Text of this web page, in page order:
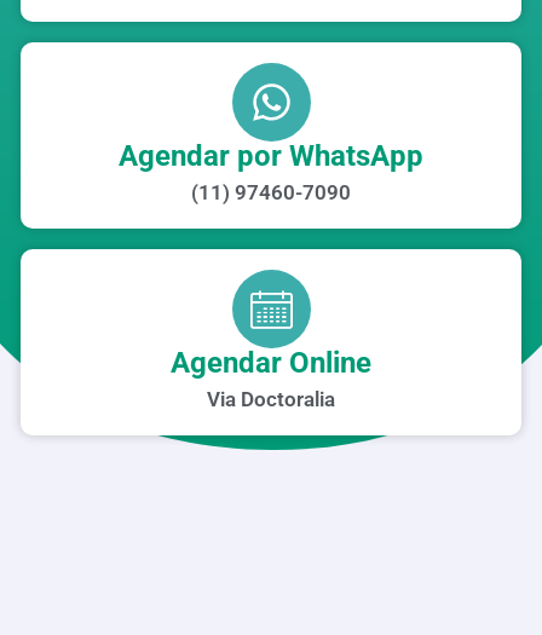
Agendar por WhatsApp
(11) 97460-7090
Agendar Online
Via Doctoralia